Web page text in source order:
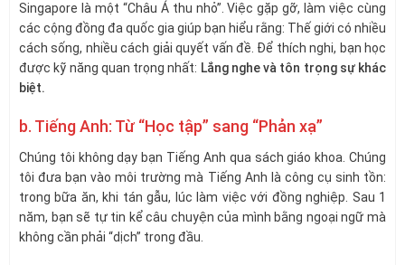
Singapore là một “Châu Á thu nhỏ”. Việc gặp gỡ, làm việc cùng
các cộng đồng đa quốc gia giúp bạn hiểu rằng: Thế giới có nhiều
cách sống, nhiều cách giải quyết vấn đề. Để thích nghi, bạn học
được kỹ năng quan trọng nhất: Lắng nghe và tôn trọng sự khác
biệt.
b. Tiếng Anh: Từ “Học tập” sang “Phản xạ”
Chúng tôi không dạy bạn Tiếng Anh qua sách giáo khoa. Chúng
tôi đưa bạn vào môi trường mà Tiếng Anh là công cụ sinh tồn:
trong bữa ăn, khi tán gẫu, lúc làm việc với đồng nghiệp. Sau 1
năm, bạn sẽ tự tin kể câu chuyện của mình bằng ngoại ngữ mà
không cần phải “dịch” trong đầu.